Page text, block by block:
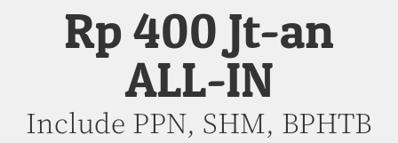
Rp 400 Jt-an
ALL-IN
Include PPN, SHM, BPHTB